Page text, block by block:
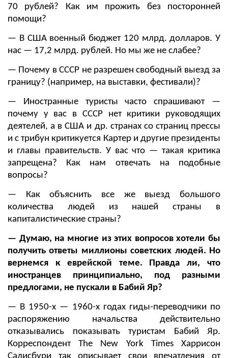
70 рублей? Как им прожить без посторонней
помощи?
— В США военный бюджет 120 млрд. долларов. У
нас — 17,2 млрд. рублей. Но мы же не слабее?
— Почему в СССР не разрешен свободный выезд за
границу? (например, на выставки, фестивали)?
— Иностранные туристы часто спрашивают —
почему у вас в СССР нет критики руководящих
деятелей, а в США и др. странах со страниц прессы
и с трибун критикуется Картер и другие президенты
и главы правительств. У вас что — такая критика
запрещена? Как нам отвечать на подобные
вопросы?
— Как объяснить все же выезд большого
количества людей из нашей страны в
капиталистические страны?
— Думаю, на многие из этих вопросов хотели бы
получить ответы миллионы советских людей. Но
вернемся к еврейской теме. Правда ли, что
иностранцев принципиально, под разными
предлогами, не пускали в Бабий Яр?
— В 1950-х — 1960-х годах гиды-переводчики по
распоряжению начальства действительно
отказывались показывать туристам Бабий Яр.
Корреспондент The New York Times Харрисон